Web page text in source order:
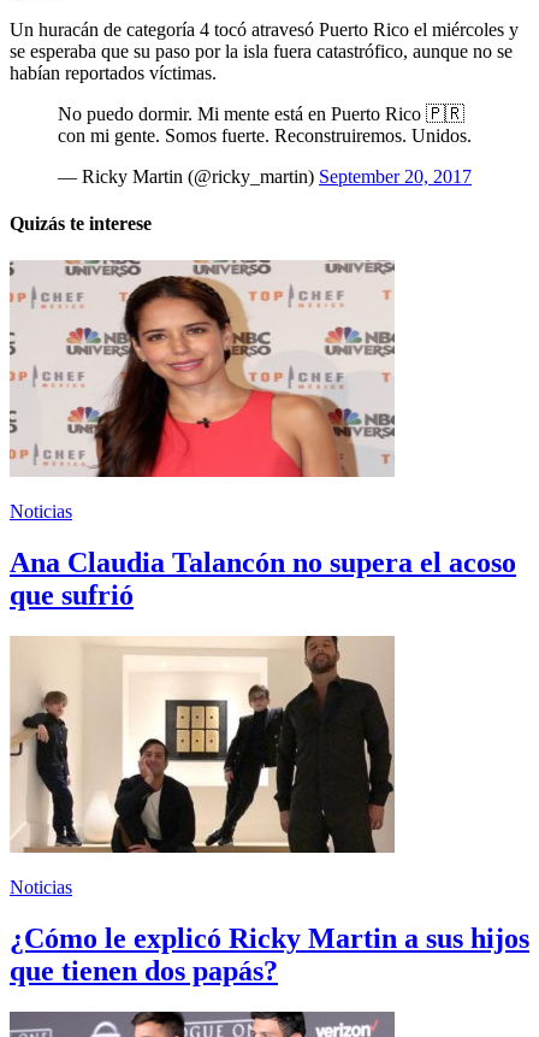
Un huracán de categoría 4 tocó atravesó Puerto Rico el miércoles y
se esperaba que su paso por la isla fuera catastrófico, aunque no se
habían reportados víctimas.
No puedo dormir. Mi mente está en Puerto Rico 🇵🇷
con mi gente. Somos fuerte. Reconstruiremos. Unidos.
— Ricky Martin (@ricky_martin) September 20, 2017
Quizás te interese
Noticias
Ana Claudia Talancón no supera el acoso
que sufrió
Noticias
¿Cómo le explicó Ricky Martin a sus hijos
que tienen dos papás?